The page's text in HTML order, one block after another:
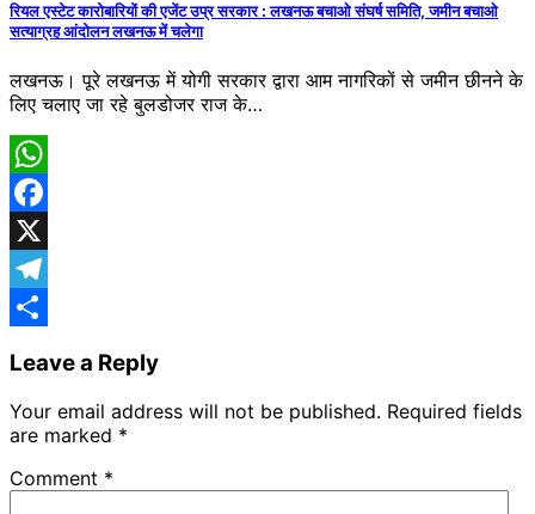
रियल एस्टेट कारोबारियों की एजेंट उप्र सरकार : लखनऊ बचाओ संघर्ष समिति, जमीन बचाओ
सत्याग्रह आंदोलन लखनऊ में चलेगा
लखनऊ। पूरे लखनऊ में योगी सरकार द्वारा आम नागरिकों से जमीन छीनने के
लिए चलाए जा रहे बुलडोजर राज के…
WhatsApp
Facebook
X
Telegram
Leave a Reply
Your email address will not be published. Required fields
are marked *
Comment *